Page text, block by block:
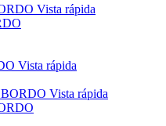
Vista rápida
Vista rápida
Vista rápida